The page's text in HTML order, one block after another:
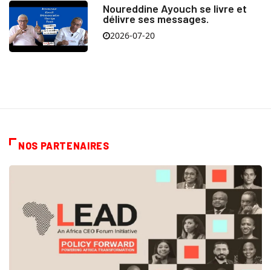
Noureddine Ayouch se livre et
délivre ses messages.
2026-07-20
NOS PARTENAIRES